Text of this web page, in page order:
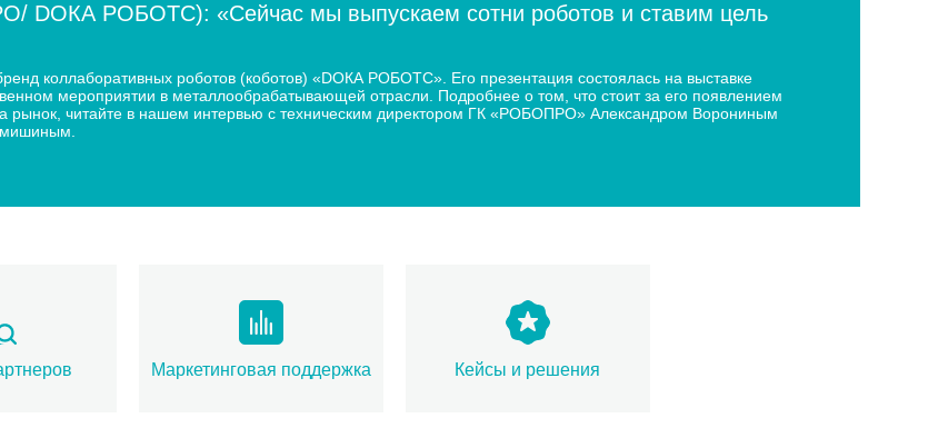
РОБОТС): «Сейчас мы выпускаем сотни роботов и ставим цель
коллаборативных роботов (коботов) «DОКА РОБОТС». Его презентация состоялась на выставке
мероприятии в металлообрабатывающей отрасли. Подробнее о том, что стоит за его появлением
рынок, читайте в нашем интервью с техническим директором ГК «РОБОПРО» Александром Ворониным
Маркетинговая поддержка Кейсы и решения